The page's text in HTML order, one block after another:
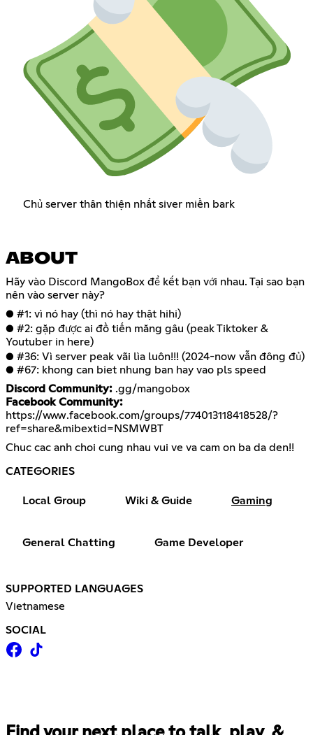
Chủ server thân thiện nhất siver miền bark
ABOUT
Hãy vào Discord MangoBox để kết bạn với nhau. Tại sao bạn
nên vào server này?
● #1: vì nó hay (thì nó hay thật hihi)
● #2: gặp được ai đồ tiến măng gâu (peak Tiktoker &
Youtuber in here)
● #36: Vì server peak vãi lìa luôn!!! (2024-now vẫn đông đủ)
● #67: khong can biet nhung ban hay vao pls speed
Discord Community:
Facebook Community:
https://www.facebook.com/groups/774013118418528/?
ref=share&mibextid=NSMWBT
Chuc cac anh choi cung nhau vui ve va cam on ba da den!!
CATEGORIES
Local Group Wiki & Guide Gaming
General Chatting Game Developer
SUPPORTED LANGUAGES
Vietnamese
SOCIAL